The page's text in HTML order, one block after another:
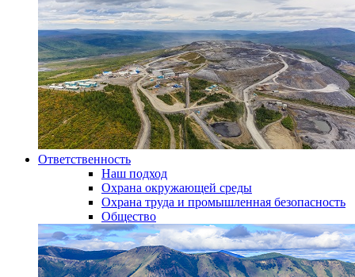
Ответственность
Наш подход
Охрана окружающей среды
Охрана труда и промышленная безопасность
Общество